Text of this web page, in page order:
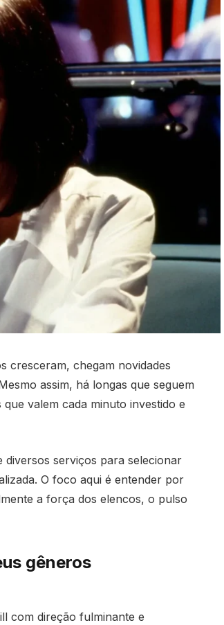
cresceram, chegam novidades
assim, há longas que seguem
valem cada minuto investido e
diversos serviços para selecionar
O foco aqui é entender por
a força dos elencos, o pulso
gêneros
com direção fulminante e